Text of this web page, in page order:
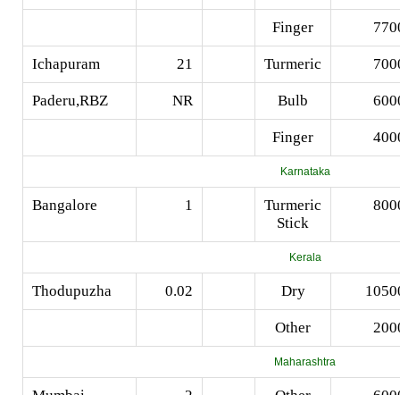
Finger
Ichapuram 21 Turmeric
Paderu,RBZ NR Bulb
Finger
Karnataka
Bangalore 1
Turmeric
Stick
Kerala
Thodupuzha 0.02 Dry
Other
Maharashtra